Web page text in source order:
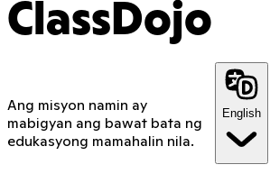
ClassDojo
Ang misyon namin ay
mabigyan ang bawat bata ng
edukasyong mamahalin nila.
English